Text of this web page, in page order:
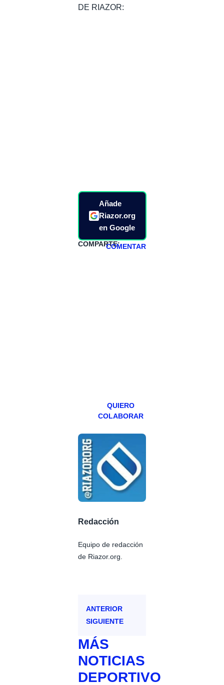
DE RIAZOR:
Añade
Riazor.org
en Google
COMPARTE:COMENTAR
QUIERO
COLABORAR
Redacción
Equipo de redacción
de Riazor.org.
ANTERIOR
SIGUIENTE
MÁS
NOTICIAS
DEPORTIVO